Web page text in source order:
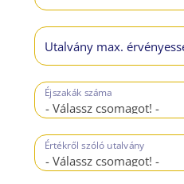
Éjszakák száma
- Válassz csomagot! -
Értékről szóló utalvány
- Válassz csomagot! -